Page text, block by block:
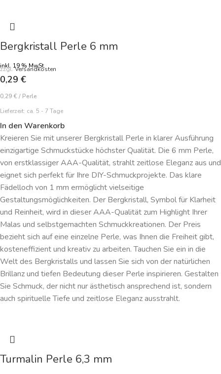
Bergkristall Perle 6 mm
inkl. 19 % MwSt.
zzgl.Versandkosten
0,29 €
0,29 € / Perle
Lieferzeit: ca. 5 - 7 Tage
In den Warenkorb
Kreieren Sie mit unserer Bergkristall Perle in klarer Ausführung
einzigartige Schmuckstücke höchster Qualität. Die 6 mm Perle,
von erstklassiger AAA-Qualität, strahlt zeitlose Eleganz aus und
eignet sich perfekt für Ihre DIY-Schmuckprojekte. Das klare
Fädelloch von 1 mm ermöglicht vielseitige
Gestaltungsmöglichkeiten. Der Bergkristall, Symbol für Klarheit
und Reinheit, wird in dieser AAA-Qualität zum Highlight Ihrer
Malas und selbstgemachten Schmuckkreationen. Der Preis
bezieht sich auf eine einzelne Perle, was Ihnen die Freiheit gibt,
kosteneffizient und kreativ zu arbeiten. Tauchen Sie ein in die
Welt des Bergkristalls und lassen Sie sich von der natürlichen
Brillanz und tiefen Bedeutung dieser Perle inspirieren. Gestalten
Sie Schmuck, der nicht nur ästhetisch ansprechend ist, sondern
auch spirituelle Tiefe und zeitlose Eleganz ausstrahlt.
Turmalin Perle 6,3 mm